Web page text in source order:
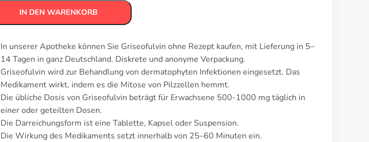
IN DEN WARENKORB
In unserer Apotheke können Sie Griseofulvin ohne Rezept kaufen, mit Lieferung in 5–
14 Tagen in ganz Deutschland. Diskrete und anonyme Verpackung.
Griseofulvin wird zur Behandlung von dermatophyten Infektionen eingesetzt. Das
Medikament wirkt, indem es die Mitose von Pilzzellen hemmt.
Die übliche Dosis von Griseofulvin beträgt für Erwachsene 500-1000 mg täglich in
einer oder geteilten Dosen.
Die Darreichungsform ist eine Tablette, Kapsel oder Suspension.
Die Wirkung des Medikaments setzt innerhalb von 25–60 Minuten ein.